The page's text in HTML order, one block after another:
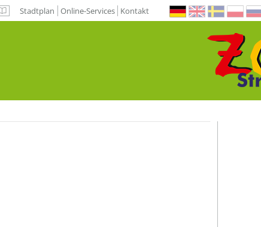
Normale Sprache
Stadtplan Online-Services Kontakt